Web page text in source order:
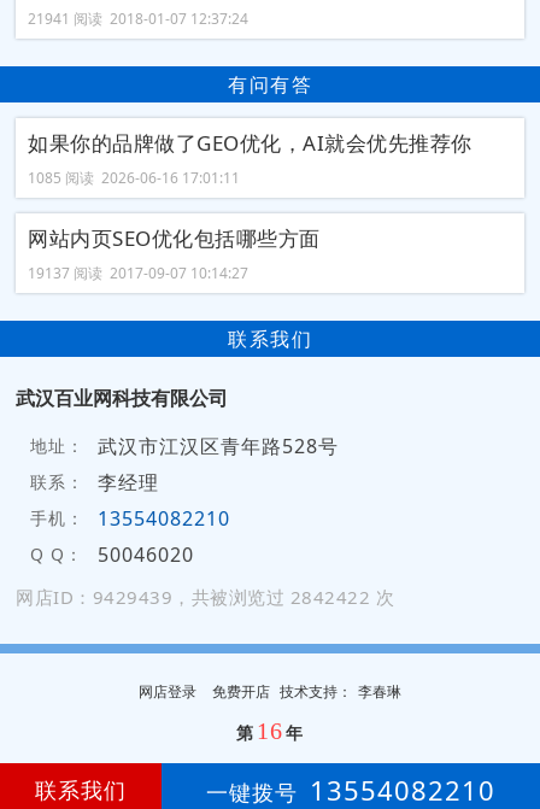
21941 阅读 2018-01-07 12:37:24
有问有答
如果你的品牌做了GEO优化，AI就会优先推荐你
1085 阅读 2026-06-16 17:01:11
网站内页SEO优化包括哪些方面
19137 阅读 2017-09-07 10:14:27
联系我们
武汉百业网科技有限公司
地址： 武汉市江汉区青年路528号
联系： 李经理
手机： 13554082210
Q Q： 50046020
网店ID：9429439，共被浏览过 2842422 次
网店登录 免费开店 技术支持 ： 李春琳
第 16年
联系我们 一键拨号 13554082210